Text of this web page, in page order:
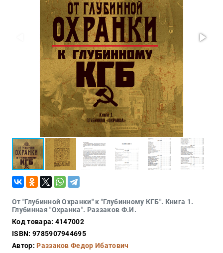
От "Глубинной Охранки" к "Глубинному КГБ". Книга 1.
Глубинная "Охранка". Раззаков Ф.И.
Код товара: 4147002
ISBN: 9785907944695
Автор: Раззаков Федор Ибатович
Философия
Военная
история
Конспирология
Политика
Религия
Туризм
Разное
Кухня,
гастрономия,
кулинария
Красота
здоровье